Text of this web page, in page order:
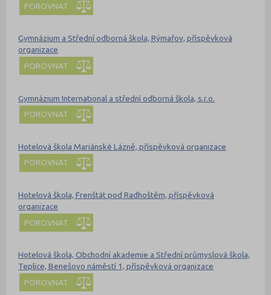
POROVNAT
Gymnázium a Střední odborná škola, Rýmařov, příspěvková
organizace
POROVNAT
Gymnázium International a střední odborná škola, s.r.o.
POROVNAT
Hotelová škola Mariánské Lázně, příspěvková organizace
POROVNAT
Hotelová škola, Frenštát pod Radhoštěm, příspěvková
organizace
POROVNAT
Hotelová škola, Obchodní akademie a Střední průmyslová škola,
Teplice, Benešovo náměstí 1, příspěvková organizace
POROVNAT